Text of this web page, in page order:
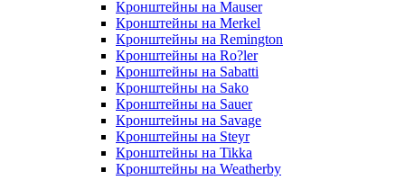
Кронштейны на Mauser
Кронштейны на Merkel
Кронштейны на Remington
Кронштейны на Ro?ler
Кронштейны на Sabatti
Кронштейны на Sako
Кронштейны на Sauer
Кронштейны на Savage
Кронштейны на Steyr
Кронштейны на Tikka
Кронштейны на Weatherby